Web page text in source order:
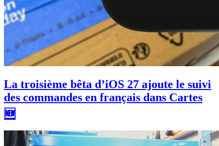
La troisième bêta d’iOS 27 ajoute le suivi
des commandes en français dans Cartes
🆕